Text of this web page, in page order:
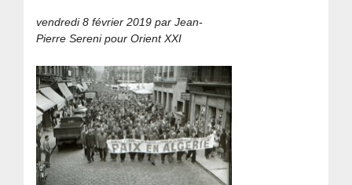
vendredi 8 février 2019 par Jean-
Pierre Sereni pour Orient XXI